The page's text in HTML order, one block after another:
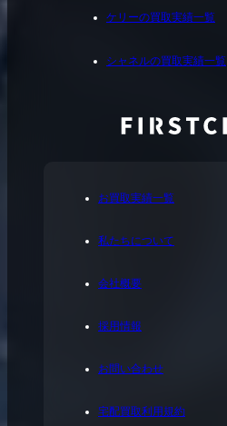
お買取実績一覧
私たちについて
会社概要
採用情報
お問い合わせ
宅配買取利用規約
ケリーの買取実績一覧
シャネルの買取実績一覧